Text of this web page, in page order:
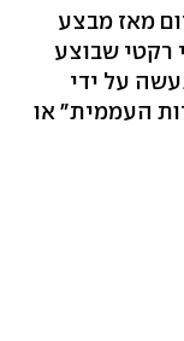
מאז מבצע
אז, כל ירי רקטי שבוצע
על ידי
העממית" או